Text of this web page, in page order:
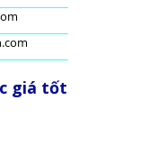
giá tốt